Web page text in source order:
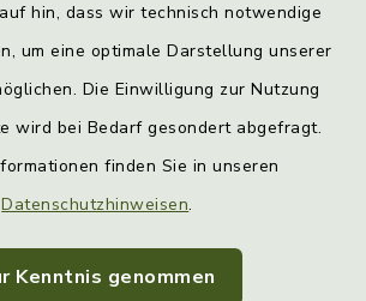
hin, dass wir technisch notwendige
um eine optimale Darstellung unserer
Die Einwilligung zur Nutzung
wird bei Bedarf gesondert abgefragt.
finden Sie in unseren
Datenschutzhinweisen.
Kenntnis genommen
Barrierefreiheit